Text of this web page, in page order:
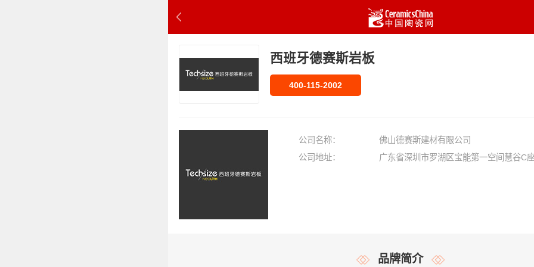
西班牙德赛斯岩板
400-115-2002
公司名称：
佛山德赛斯建材有限公司
公司地址：
广东省深圳市罗湖区宝能第一空间慧谷C
品牌简介